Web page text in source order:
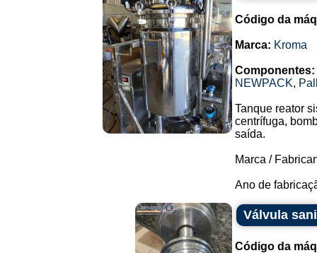
Código da
Marca: Kroma
Componentes:
NEWPACK,
Tanque reator
centrífuga,
saída.
Marca /
Ano de
Válvula
Código da